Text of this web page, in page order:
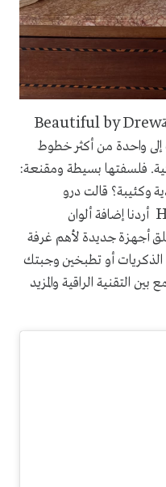
Beautiful by Drew
إلى واحدة من أكثر خطوط
فلسفتها بسيطة ومقنعة:
وكئيبة؟ قالت درو
أردنا إضافة ألوان
أجهزة جديدة لأهم غرفة
الذكريات أو تطبخين وجبتك
التقنية الراقية والمزيد